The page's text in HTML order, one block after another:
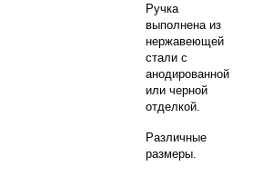
Ручка
выполнена из
нержавеющей
стали с
анодированной
или черной
отделкой.
Различные
размеры.